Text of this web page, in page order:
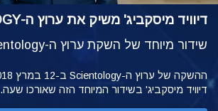
דיוויד מיסקביג' משיק את ערוץ ה-SCIENTOLOGY
שידור מיוחד של השקת ערוץ ה-Scientology
דיוויד מיסקביג' בשידור המיוחד הזה שאורכו שעה.